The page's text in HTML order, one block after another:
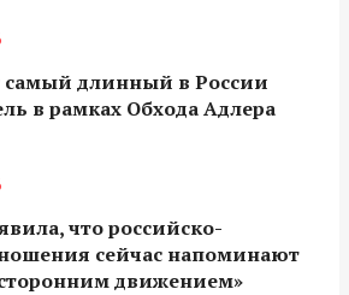
самый длинный в России
в рамках Обхода Адлера
что российско-
сейчас напоминают
движением»